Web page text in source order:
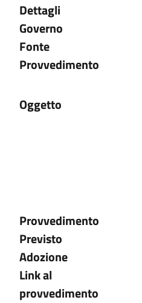
Dettagli
Governo
Fonte
Provvedimento
Oggetto
Provvedimento
Previsto
Adozione
Link al
provvedimento